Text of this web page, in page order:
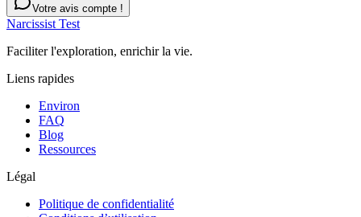
Votre avis compte !
Narcissist Test
Faciliter l'exploration, enrichir la vie.
Liens rapides
Environ
FAQ
Blog
Ressources
Légal
Politique de confidentialité